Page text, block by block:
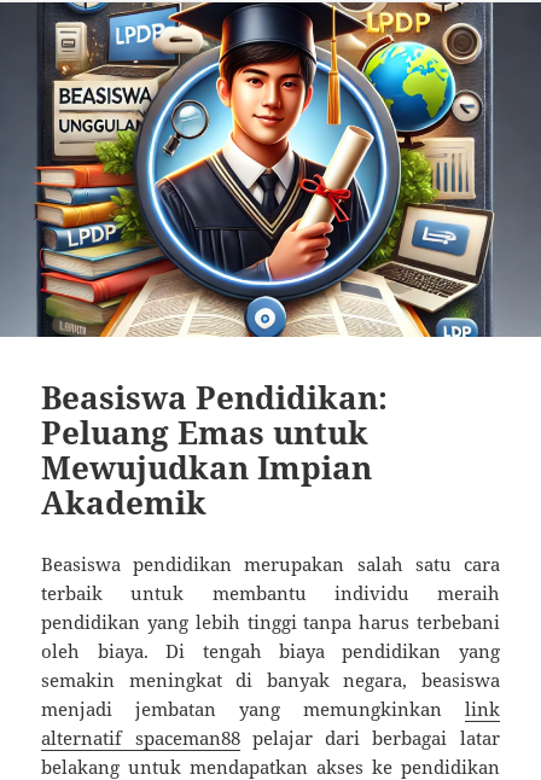
Beasiswa Pendidikan:
Peluang Emas untuk
Mewujudkan Impian
Akademik
Beasiswa pendidikan merupakan salah satu cara
terbaik untuk membantu individu meraih
pendidikan yang lebih tinggi tanpa harus terbebani
oleh biaya. Di tengah biaya pendidikan yang
semakin meningkat di banyak negara, beasiswa
menjadi jembatan yang memungkinkan link
alternatif spaceman88pelajar dari berbagai latar
belakang untuk mendapatkan akses ke pendidikan